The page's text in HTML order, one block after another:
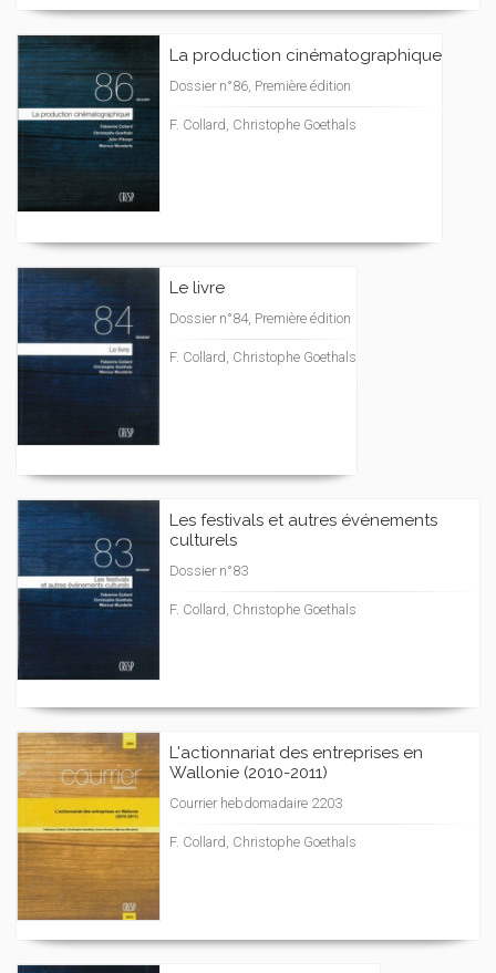
La production cinématographique
Dossier n°86, Première édition
F. Collard, Christophe Goethals
Le livre
Dossier n°84, Première édition
F. Collard, Christophe Goethals
Les festivals et autres événements
culturels
Dossier n°83
F. Collard, Christophe Goethals
L'actionnariat des entreprises en
Wallonie (2010-2011)
Courrier hebdomadaire 2203
F. Collard, Christophe Goethals